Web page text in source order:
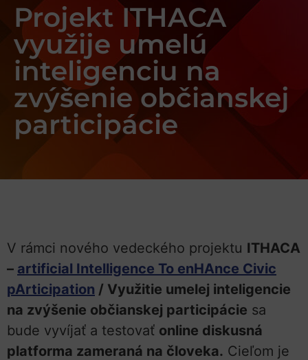
Projekt ITHACA
využije umelú
inteligenciu na
zvýšenie občianskej
participácie
V rámci nového vedeckého projektu ITHACA
– artificial Intelligence To enHAnce Civic
pArticipation / Využitie umelej inteligencie
na zvýšenie občianskej participácie sa
bude vyvíjať a testovať online diskusná
platforma zameraná na človeka. Cieľom je